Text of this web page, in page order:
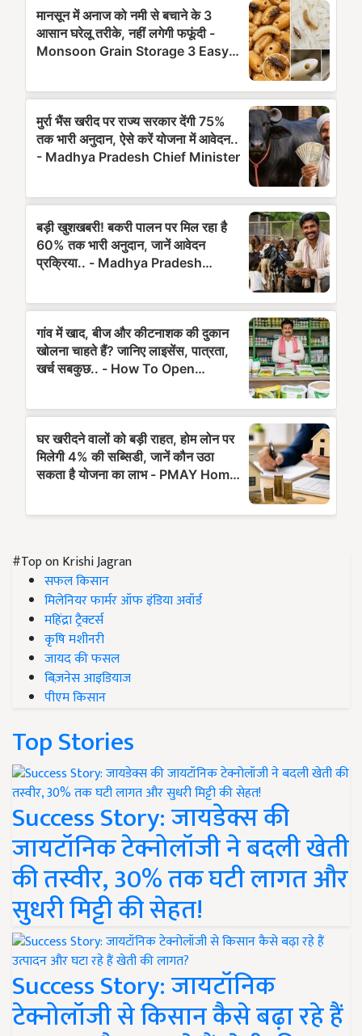
#Top on Krishi Jagran
सफल किसान
मिलेनियर फार्मर ऑफ इंडिया अवॉर्ड
महिंद्रा ट्रैक्टर्स
कृषि मशीनरी
जायद की फसल
बिज़नेस आइडियाज
पीएम किसान
Top Stories
Success Story: जायडेक्स की
जायटॉनिक टेक्नोलॉजी ने बदली खेती
की तस्वीर, 30% तक घटी लागत और
सुधरी मिट्टी की सेहत!
Success Story: जायटॉनिक
टेक्नोलॉजी से किसान कैसे बढ़ा रहे हैं